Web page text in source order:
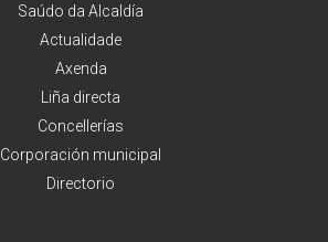
Saúdo da Alcaldía
Actualidade
Axenda
Liña directa
Concellerías
Corporación municipal
Directorio